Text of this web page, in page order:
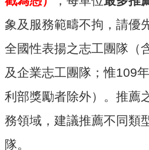
欄
法
專
區
表
單
下
象及服務範疇不拘，請優
全國性表揚之志工團隊（
及企業志工團隊；惟109
利部獎勵者除外）。推薦
務領域，建議推薦不同類
隊。